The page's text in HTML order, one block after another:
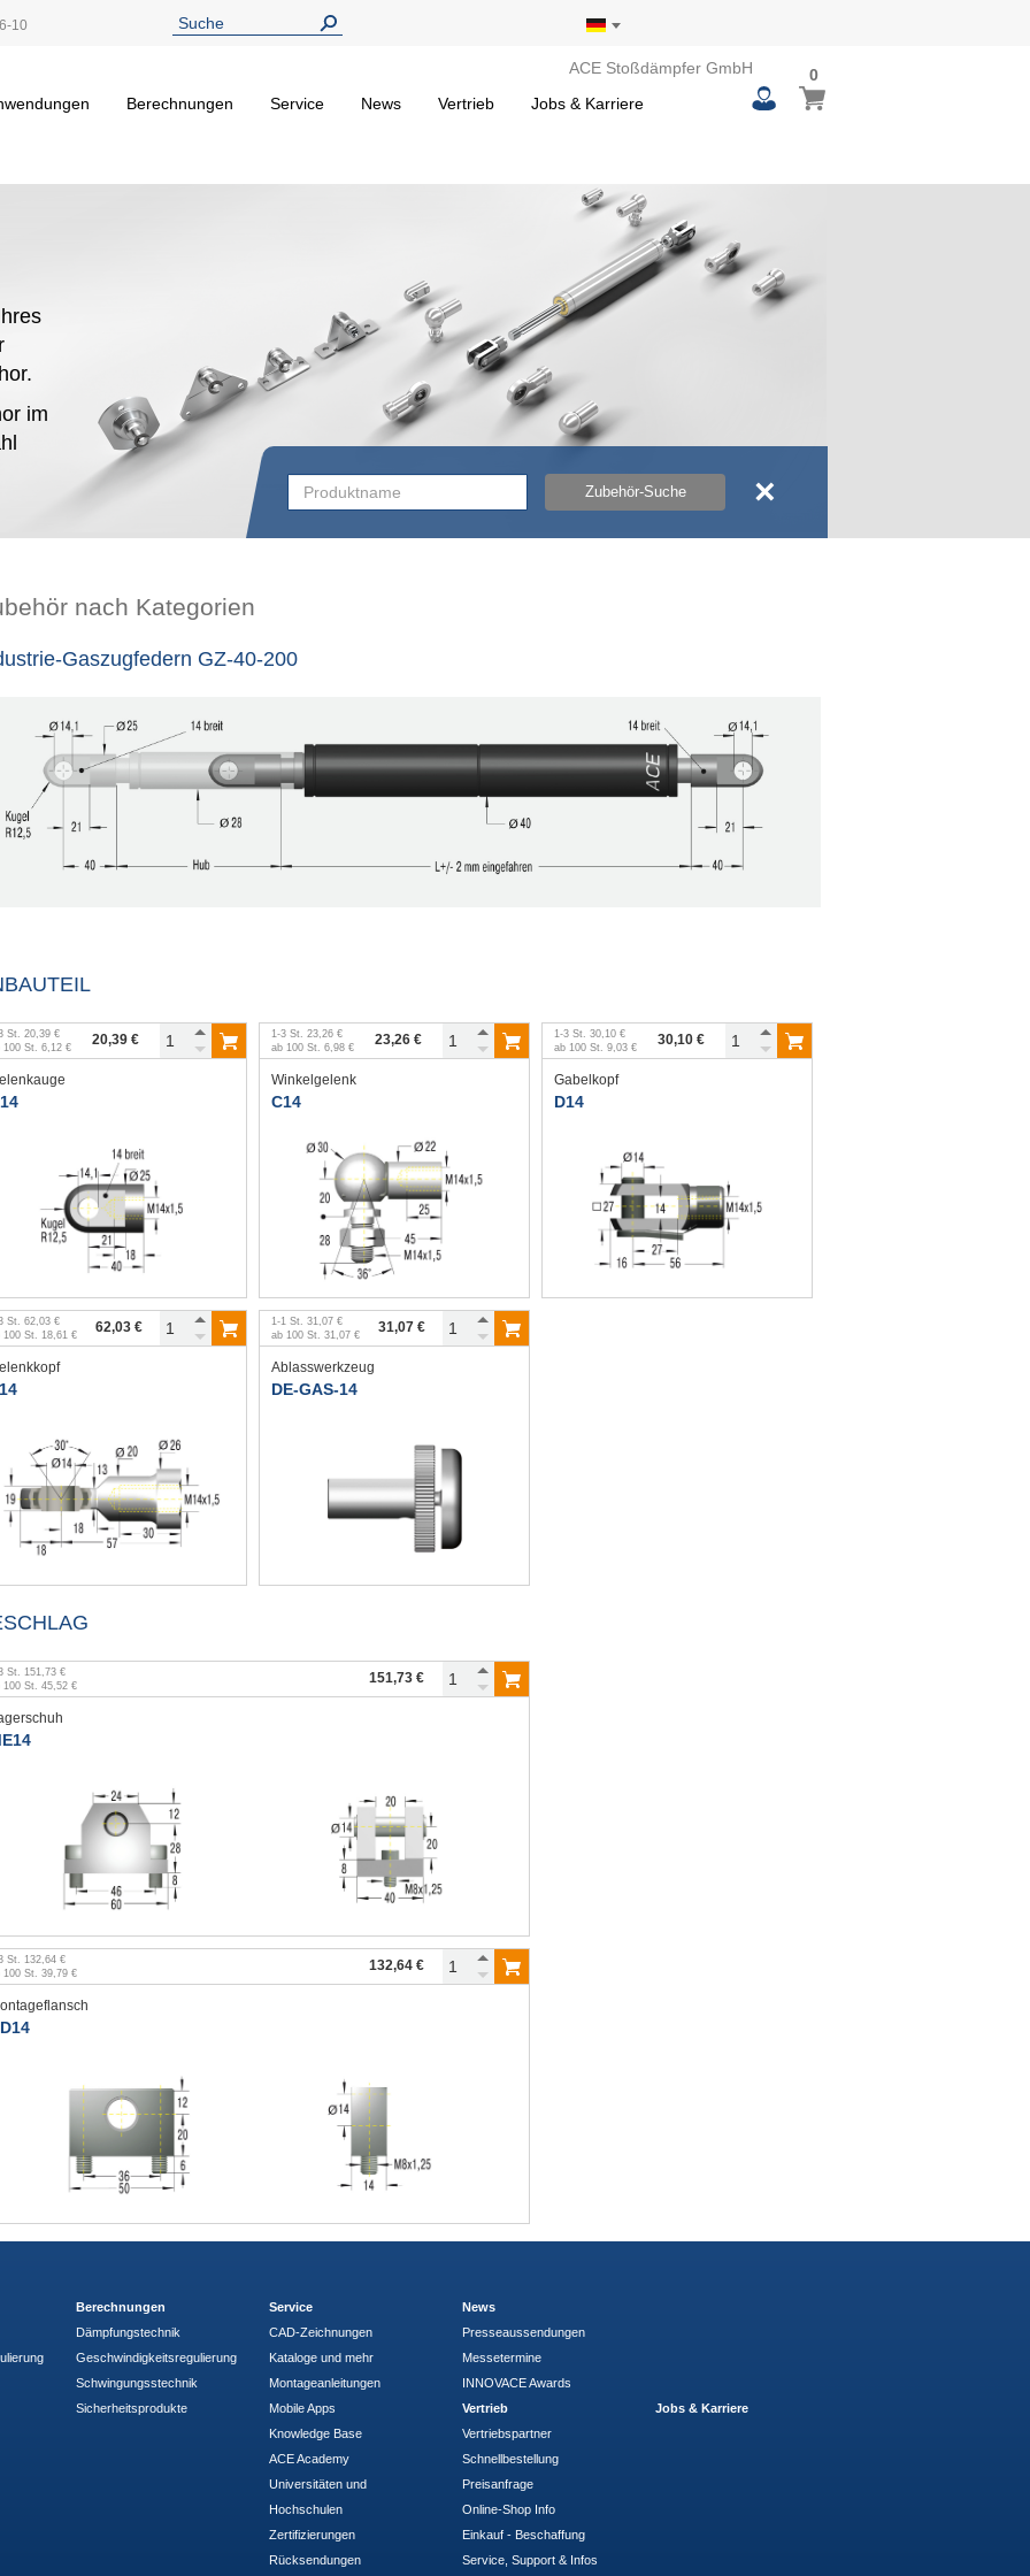
10
ACE Stoßdämpfer GmbH
Berechnungen Service News Vertrieb Jobs & Karriere
Mein Warenkorb
00
items
im
Zubehör-Suche ×
nach Kategorien
Gaszugfedern GZ-40-200
St. 20,39 €
100 St. 6,12 € 20,39 € 1 -3 St. 23,26 €
ab 100 St. 6,98 € 23,26 €
Winkelgelenk
C14
1 -3 St. 30,10 €
ab 100 St. 9,03 € 30,10 €
Gabelkopf
D14
St. 62,03 €
100 St. 18,61 € 62,03 € 1 -1 St. 31,07 €
ab 100 St. 31,07 € 31,07 €
Ablasswerkzeug
DE-GAS-14
St. 151,73 €
100 St. 45,52 € 151,73 €
St. 132,64 €
100 St. 39,79 € 132,64 €
Berechnungen
Dämpfungstechnik
Geschwindigkeitsregulierung
Schwingungsstechnik
Sicherheitsprodukte
Service
CAD-Zeichnungen
Kataloge und mehr
Montageanleitungen
Mobile Apps
Knowledge Base
ACE Academy
Universitäten und
Hochschulen
Zertifizierungen
Rücksendungen
News
Presseaussendungen
Messetermine
INNOVACE Awards
Vertrieb
Vertriebspartner
Schnellbestellung
Preisanfrage
Online-Shop Info
Einkauf - Beschaffung
Service, Support & Infos
Jobs & Karriere